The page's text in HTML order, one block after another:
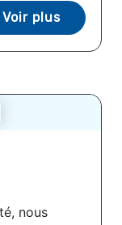
Voir plus
nous